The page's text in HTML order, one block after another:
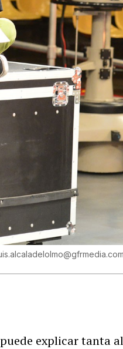
explicar tanta